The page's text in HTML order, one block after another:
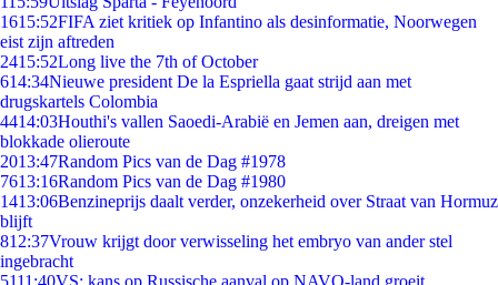
1615:52FIFA ziet kritiek op Infantino als desinformatie, Noorwegen
eist zijn aftreden
2415:52Long live the 7th of October
614:34Nieuwe president De la Espriella gaat strijd aan met
drugskartels Colombia
4414:03Houthi's vallen Saoedi-Arabië en Jemen aan, dreigen met
blokkade olieroute
2013:47Random Pics van de Dag #1978
7613:16Random Pics van de Dag #1980
1413:06Benzineprijs daalt verder, onzekerheid over Straat van Hormuz
blijft
812:37Vrouw krijgt door verwisseling het embryo van ander stel
ingebracht
5111:40VS: kans op Russische aanval op NAVO-land groeit,